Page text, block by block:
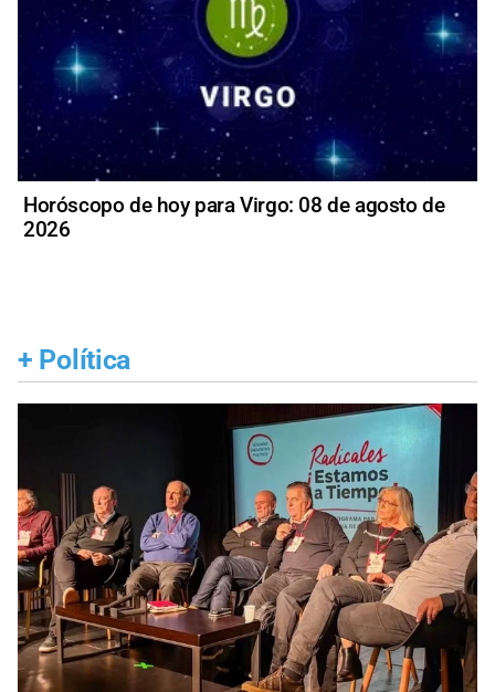
Horóscopo de hoy para Virgo: 08 de agosto de
2026
+ Política